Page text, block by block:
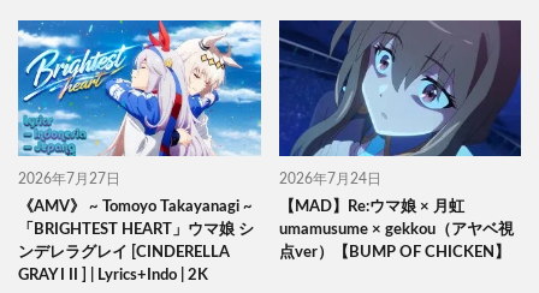
2026年7月27日
《AMV》 ~ Tomoyo Takayanagi ~
「BRIGHTEST HEART」ウマ娘 シ
ンデレラグレイ [CINDERELLA
GRAY I II ] | Lyrics+Indo | 2K
2026年7月24日
【MAD】Re:ウマ娘 × 月虹
umamusume × gekkou（アヤベ視
点ver）【BUMP OF CHICKEN】